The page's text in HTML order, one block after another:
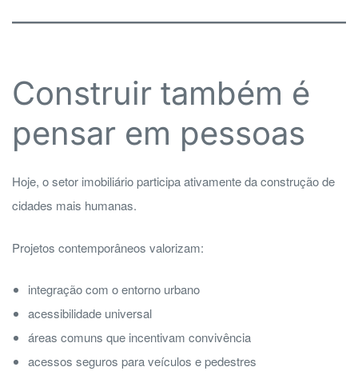
Construir também é
pensar em pessoas
Hoje, o setor imobiliário participa ativamente da construção de
cidades mais humanas.
Projetos contemporâneos valorizam:
integração com o entorno urbano
acessibilidade universal
áreas comuns que incentivam convivência
acessos seguros para veículos e pedestres